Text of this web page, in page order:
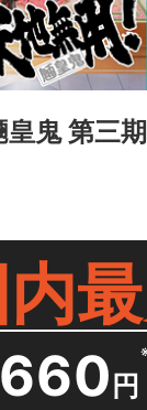
鬼 第三期
内
660 円